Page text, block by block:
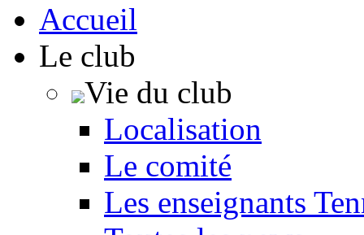
Accueil
Le club
Vie du club
Localisation
Le comité
Les enseignants